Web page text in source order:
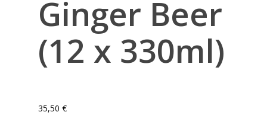
Ginger Beer
(12 x 330ml)
35,50 €